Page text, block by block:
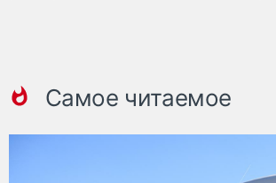
Самое читаемое